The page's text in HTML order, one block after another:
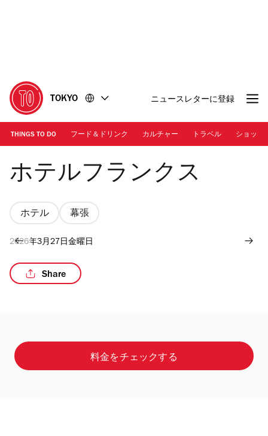
に
移
動
移
動
TOKYO ニュースレターに登録
THINGS TO DO フード＆ドリンク カルチャー トラベル ショッピ
画像提供：Booking.com | 朝食
ホテルフランクス
ホテル 幕張
2026年3月27日金曜日
Share
料金をチェックする